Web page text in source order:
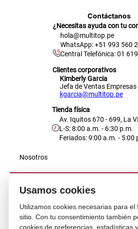
Usamos cookies
Utilizamos cookies necesarias para el
sitio. Con tu consentimiento también
cookies de preferencias, estadísticas
Contáctanos
¿Necesitas ayuda con tu
hola@multitop.pe
WhatsApp: +51 993 560
Central Telefónica: 01
Clientes corporativos
Kimberly Garcia
Jefa de Ventas Empresas
kgarcia@multitop.pe
Tienda física
Av. Iquitos 670 - 699, La
L-S: 8:00 a.m. - 6:30 p.m.
Feriados: 9:00 a.m. - 5:00
Nosotros
Atención al cliente
Descubre más